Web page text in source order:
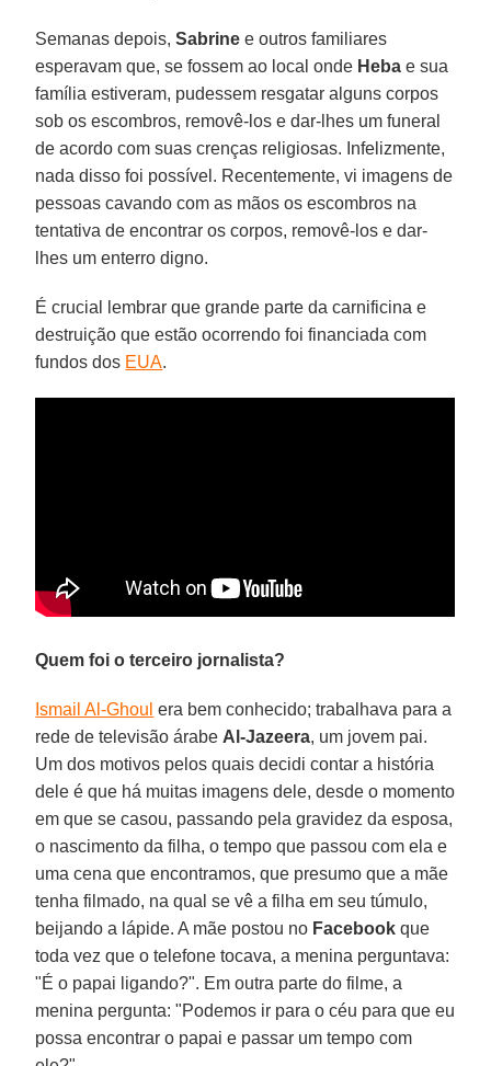
Semanas depois,Sabrine e outros familiares
esperavam que, se fossem ao local onde Heba e sua
família estiveram, pudessem resgatar alguns corpos
sob os escombros, removê-los e dar-lhes um funeral
de acordo com suas crenças religiosas. Infelizmente,
nada disso foi possível. Recentemente, vi imagens de
pessoas cavando com as mãos os escombros na
tentativa de encontrar os corpos, removê-los e dar-
lhes um enterro digno.
É crucial lembrar que grande parte da carnificina e
destruição que estão ocorrendo foi financiada com
fundos dos EUA.
Quem foi o terceiro jornalista?
Ismail Al-Ghoul era bem conhecido; trabalhava para a
rede de televisão árabe Al-Jazeera, um jovem pai.
Um dos motivos pelos quais decidi contar a história
dele é que há muitas imagens dele, desde o momento
em que se casou, passando pela gravidez da esposa,
o nascimento da filha, o tempo que passou com ela e
uma cena que encontramos, que presumo que a mãe
tenha filmado, na qual se vê a filha em seu túmulo,
beijando a lápide. A mãe postou no Facebook que
toda vez que o telefone tocava, a menina perguntava:
"É o papai ligando?". Em outra parte do filme, a
menina pergunta: "Podemos ir para o céu para que eu
possa encontrar o papai e passar um tempo com